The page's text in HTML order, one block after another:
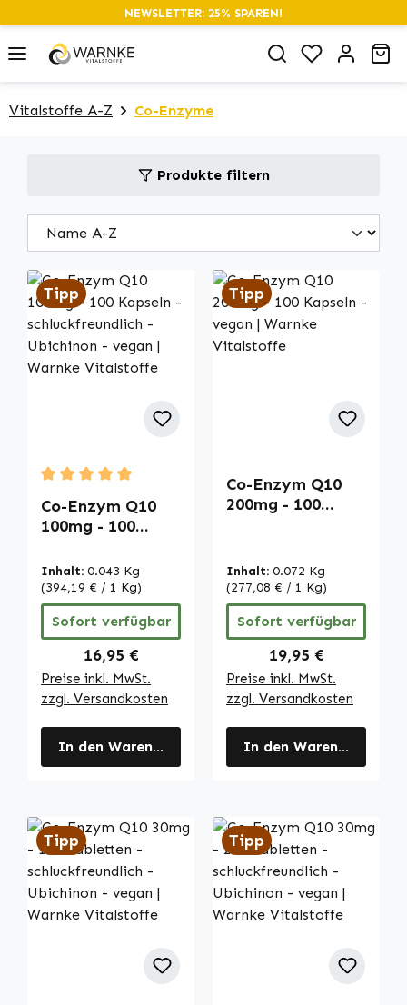
springen
NEWSLETTER: 25% SPAREN!
Du hast 0
Vitalstoffe A-Z Co-Enzyme
Produkte filtern
Tipp
Durchschnittliche Bewertung von 5 von 5 Sternen
Co-Enzym Q10
100mg - 100
schluckfreundlich
- Ubichinon -
vegan | Warnke
Vitalstoffe
Inhalt: 0.043 Kg
(394,19 € / 1 Kg)
Sofort verfügbar
Regulärer Preis:
16,95 €
Preise inkl. MwSt.
zzgl. Versandkosten
In den Warenkorb
Tipp
Co-Enzym Q10
200mg - 100
Vitalstoffe
Inhalt: 0.072 Kg
(277,08 € / 1 Kg)
Sofort verfügbar
Regulärer Preis:
19,95 €
Preise inkl. MwSt.
zzgl. Versandkosten
In den Warenkorb
Tipp Tipp